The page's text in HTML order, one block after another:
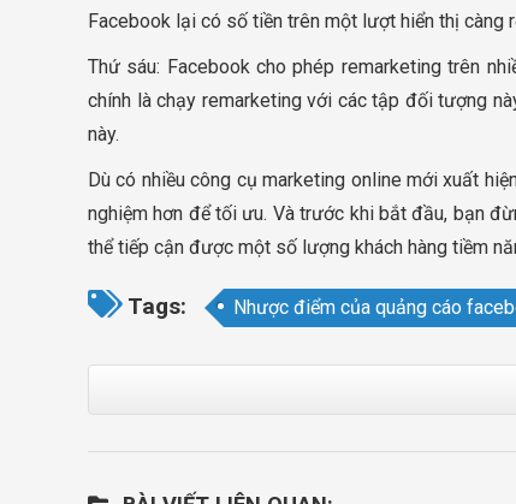
Facebook lại có số tiền trên một lượt hiển thị càng
Thứ sáu: Facebook cho phép remarketing trên
chính là chạy remarketing với các tập đối tượng
này.
Dù có nhiều công cụ marketing online mới xuất
nghiệm hơn để tối ưu. Và trước khi bắt đầu, bạn
thể tiếp cận được một số lượng khách hàng tiềm
Tags: Nhược điểm của quảng cáo